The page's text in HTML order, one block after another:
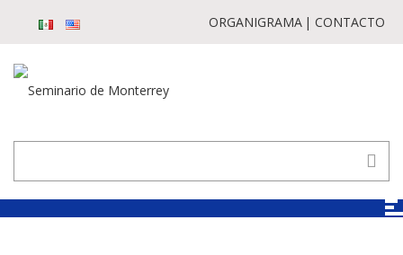
ORGANIGRAMA CONTACTO